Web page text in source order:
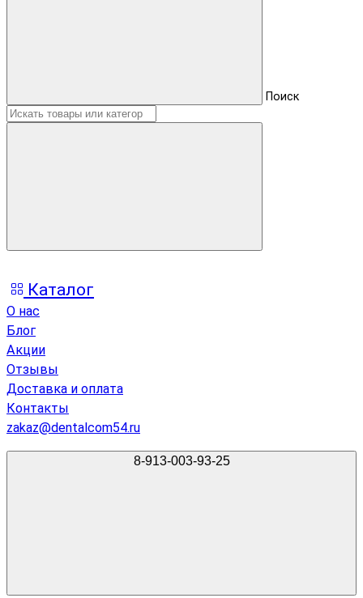
Поиск
Каталог
О нас
Блог
Акции
Отзывы
Доставка и оплата
Контакты
zakaz@dentalcom54.ru
8-913-003-93-25